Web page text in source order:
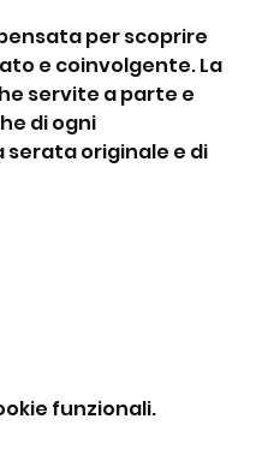
per scoprire
e coinvolgente. La
servite a parte e
di ogni
serata originale e di
funzionali.